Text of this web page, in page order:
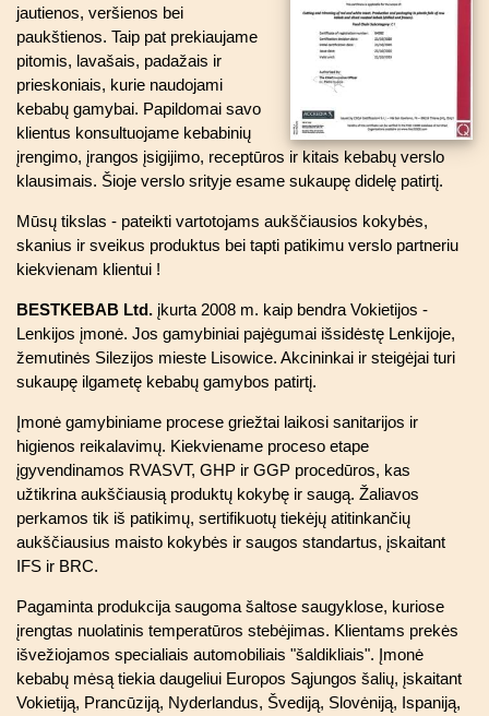
jautienos, veršienos bei
paukštienos. Taip pat prekiaujame
pitomis, lavašais, padažais ir
prieskoniais, kurie naudojami
kebabų gamybai. Papildomai savo
klientus konsultuojame kebabinių
įrengimo, įrangos įsigijimo, receptūros ir kitais kebabų verslo
klausimais. Šioje verslo srityje esame sukaupę didelę patirtį.
Mūsų tikslas - pateikti vartotojams aukščiausios kokybės,
skanius ir sveikus produktus bei tapti patikimu verslo partneriu
kiekvienam klientui !
BESTKEBAB Ltd. įkurta 2008 m. kaip bendra Vokietijos -
Lenkijos įmonė. Jos gamybiniai pajėgumai išsidėstę Lenkijoje,
žemutinės Silezijos mieste Lisowice. Akcininkai ir steigėjai turi
sukaupę ilgametę kebabų gamybos patirtį.
Įmonė gamybiniame procese griežtai laikosi sanitarijos ir
higienos reikalavimų. Kiekviename proceso etape
įgyvendinamos RVASVT, GHP ir GGP procedūros, kas
užtikrina aukščiausią produktų kokybę ir saugą. Žaliavos
perkamos tik iš patikimų, sertifikuotų tiekėjų atitinkančių
aukščiausius maisto kokybės ir saugos standartus, įskaitant
IFS ir BRC.
Pagaminta produkcija saugoma šaltose saugyklose, kuriose
įrengtas nuolatinis temperatūros stebėjimas. Klientams prekės
išvežiojamos specialiais automobiliais "šaldikliais". Įmonė
kebabų mėsą tiekia daugeliui Europos Sąjungos šalių, įskaitant
Vokietiją, Prancūziją, Nyderlandus, Švediją, Slovėniją, Ispaniją,